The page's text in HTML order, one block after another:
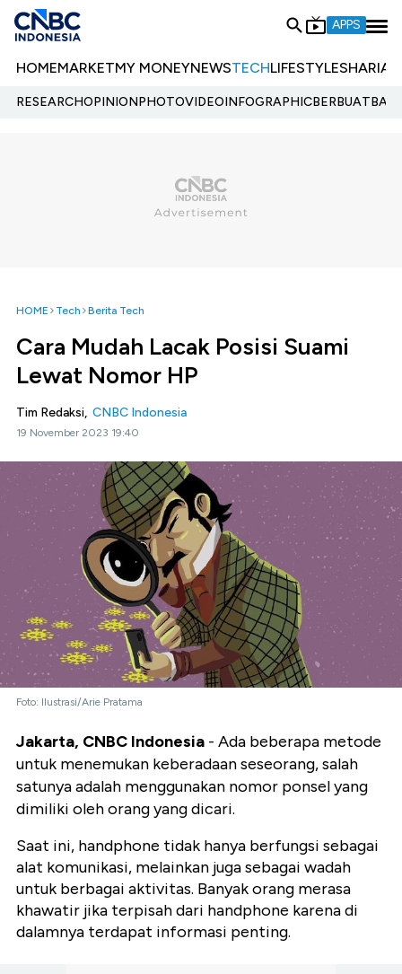
APPS
HOMEMARKETMY MONEYNEWSTECHLIFESTYLESHARIA
RESEARCHOPINIONPHOTOVIDEOINFOGRAPHIC
HOME Tech Berita Tech
Cara Mudah Lacak Posisi Suami
Lewat Nomor HP
Tim Redaksi, CNBC Indonesia
19 November 2023 19:40
Foto: Ilustrasi/Arie Pratama
Jakarta, CNBC Indonesia - Ada beberapa metode
untuk menemukan keberadaan seseorang, salah
satunya adalah menggunakan nomor ponsel yang
dimiliki oleh orang yang dicari.
Saat ini, handphone tidak hanya berfungsi sebagai
alat komunikasi, melainkan juga sebagai wadah
untuk berbagai aktivitas. Banyak orang merasa
khawatir jika terpisah dari handphone karena di
dalamnya terdapat informasi penting.